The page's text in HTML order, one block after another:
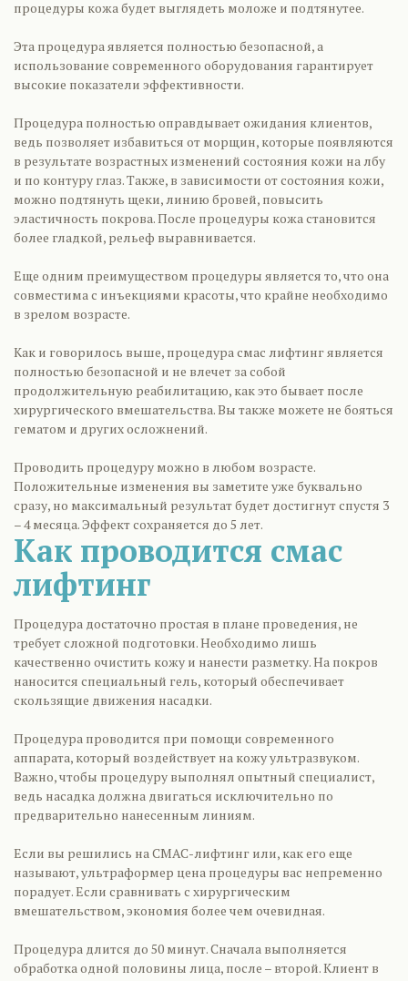
процедуры кожа будет выглядеть моложе и подтянутее.
Эта процедура является полностью безопасной, а
использование современного оборудования гарантирует
высокие показатели эффективности.
Процедура полностью оправдывает ожидания клиентов,
ведь позволяет избавиться от морщин, которые появляются
в результате возрастных изменений состояния кожи на лбу
и по контуру глаз. Также, в зависимости от состояния кожи,
можно подтянуть щеки, линию бровей, повысить
эластичность покрова. После процедуры кожа становится
более гладкой, рельеф выравнивается.
Еще одним преимуществом процедуры является то, что она
совместима с инъекциями красоты, что крайне необходимо
в зрелом возрасте.
Как и говорилось выше, процедура смас лифтинг является
полностью безопасной и не влечет за собой
продолжительную реабилитацию, как это бывает после
хирургического вмешательства. Вы также можете не бояться
гематом и других осложнений.
Проводить процедуру можно в любом возрасте.
Положительные изменения вы заметите уже буквально
сразу, но максимальный результат будет достигнут спустя 3
– 4 месяца. Эффект сохраняется до 5 лет.
Как проводится смас
лифтинг
Процедура достаточно простая в плане проведения, не
требует сложной подготовки. Необходимо лишь
качественно очистить кожу и нанести разметку. На покров
наносится специальный гель, который обеспечивает
скользящие движения насадки.
Процедура проводится при помощи современного
аппарата, который воздействует на кожу ультразвуком.
Важно, чтобы процедуру выполнял опытный специалист,
ведь насадка должна двигаться исключительно по
предварительно нанесенным линиям.
Если вы решились на СМАС-лифтинг или, как его еще
называют, ультраформер цена процедуры вас непременно
порадует. Если сравнивать с хирургическим
вмешательством, экономия более чем очевидная.
Процедура длится до 50 минут. Сначала выполняется
обработка одной половины лица, после – второй. Клиент в